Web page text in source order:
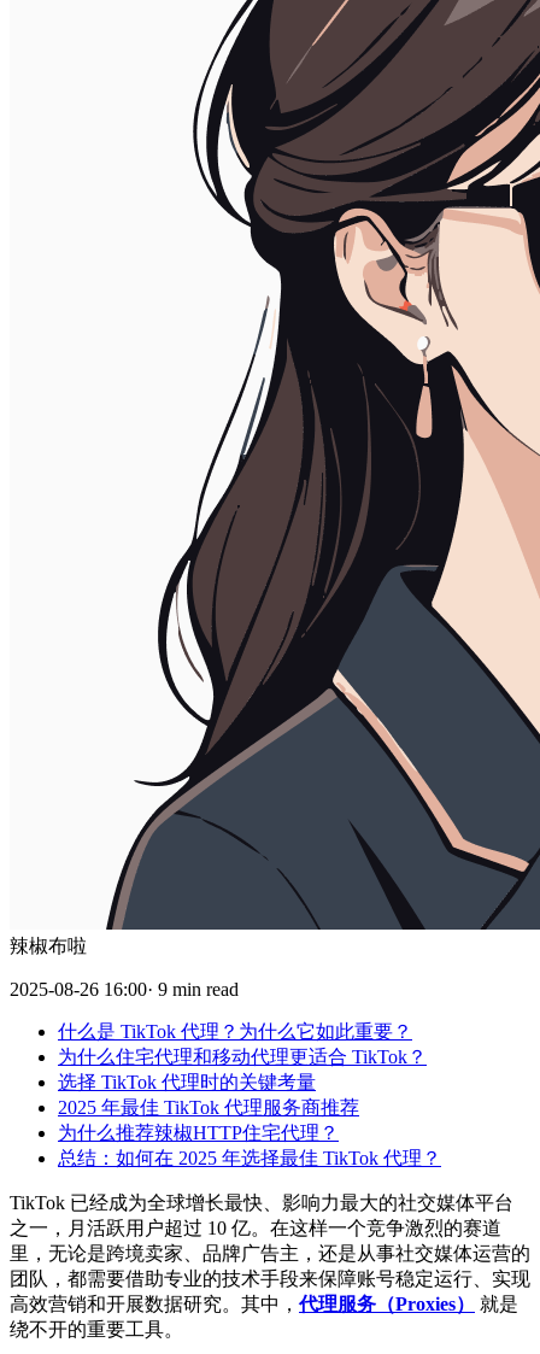
辣椒布啦
2025-08-26 16:00· 9 min read
什么是 TikTok 代理？为什么它如此重要？
为什么住宅代理和移动代理更适合 TikTok？
选择 TikTok 代理时的关键考量
2025 年最佳 TikTok 代理服务商推荐
为什么推荐辣椒HTTP住宅代理？
总结：如何在 2025 年选择最佳 TikTok 代理？
TikTok 已经成为全球增长最快、影响力最大的社交媒体平台
之一，月活跃用户超过 10 亿。在这样一个竞争激烈的赛道
里，无论是跨境卖家、品牌广告主，还是从事社交媒体运营的
团队，都需要借助专业的技术手段来保障账号稳定运行、实现
高效营销和开展数据研究。其中，代理服务（Proxies）
就是
绕不开的重要工具。